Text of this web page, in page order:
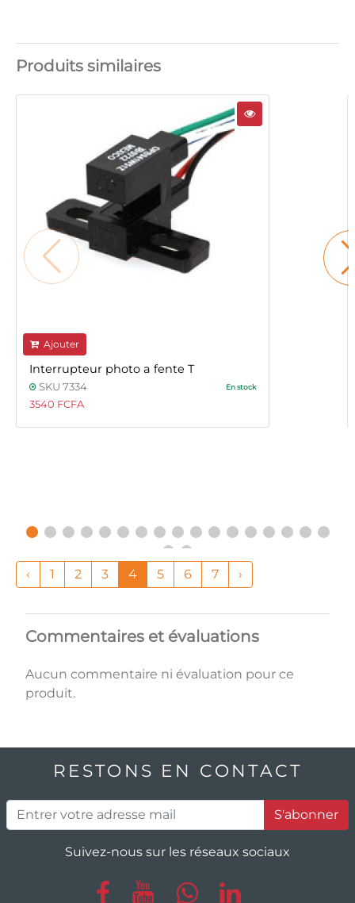
Produits similaires
Ajouter
Interrupteur photo a fente T
SKU 7334 En stock
3540 FCFA
‹ 1 2 3 4 5 6 7 ›
Commentaires et évaluations
Aucun commentaire ni évaluation pour ce
produit.
RESTONS EN CONTACT
S'abonner
Suivez-nous sur les réseaux sociaux